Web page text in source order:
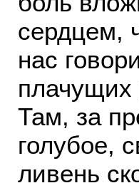
сердцем,
нас
плачущих
Там, за
голубое,
ливень